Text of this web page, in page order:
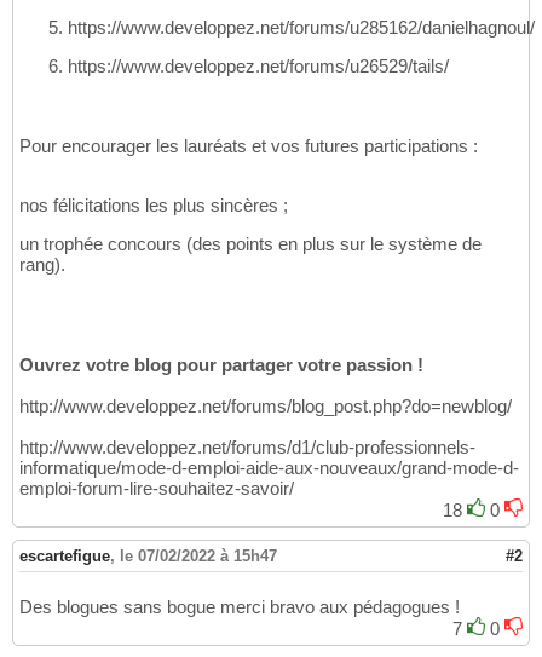
https://www.developpez.net/forums/u285162/danielhagnoul/
https://www.developpez.net/forums/u26529/tails/
Pour encourager les lauréats et vos futures participations :
nos félicitations les plus sincères ;
un trophée concours (des points en plus sur le système de
rang).
Ouvrez votre blog pour partager votre passion !
http://www.developpez.net/forums/blog_post.php?do=newblog/
http://www.developpez.net/forums/d1/club-professionnels-
informatique/mode-d-emploi-aide-aux-nouveaux/grand-mode-d-
emploi-forum-lire-souhaitez-savoir/
18
0
escartefigue, le 07/02/2022 à 15h47 #2
Des blogues sans bogue merci bravo aux pédagogues !
7
0